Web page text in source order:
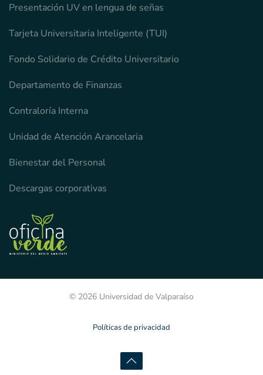
Presentación UV en lengua de señas
Tarjeta Universitaria Inteligente (TUI)
Fondo Solidario de Crédito Universitario
Departamento de Finanzas
Contraloría Interna
Unidad de Atención Arancelaria
Bienestar del Personal
Descargas corporativas
© 2026 Universidad de Valparaíso
Políticas de privacidad